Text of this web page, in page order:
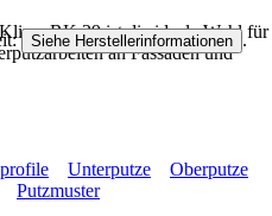
RK 39 ist die ideale Wahl für
an Fassaden und
Siehe Herstellerinformationen .
Unterputze
Oberputze
Putzmuster